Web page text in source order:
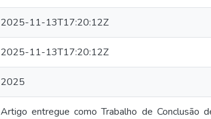
2025-11-13T17:20:12Z
2025-11-13T17:20:12Z
2025
Artigo entregue como Trabalho de Conclusão